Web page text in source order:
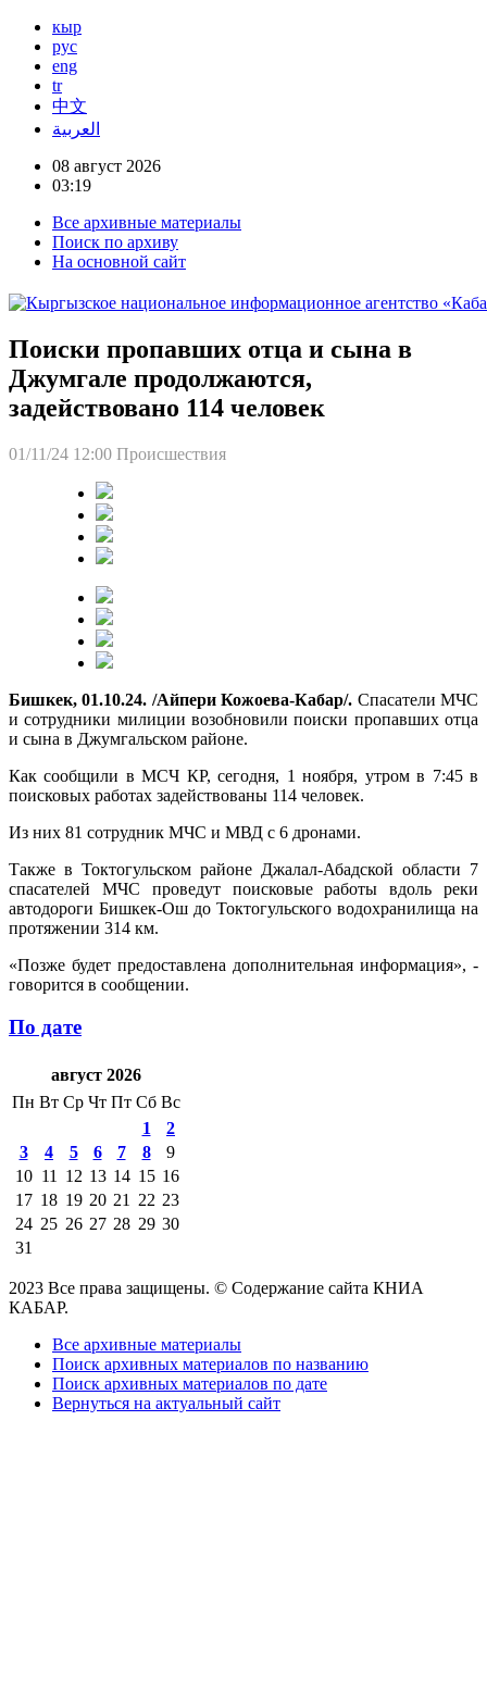
кыр
рус
eng
tr
中文
العربية
08 август 2026
03:19
Все архивные материалы
Поиск по архиву
На основной сайт
Поиски пропавших отца и сына в
Джумгале продолжаются,
задействовано 114 человек
01/11/24 12:00 Происшествия
Бишкек, 01.10.24. /Айпери Кожоева-Кабар/. Спасатели МЧС
и сотрудники милиции возобновили поиски пропавших отца
и сына в Джумгальском районе.
Как сообщили в МСЧ КР, сегодня, 1 ноября, утром в 7:45 в
поисковых работах задействованы 114 человек.
Из них 81 сотрудник МЧС и МВД с 6 дронами.
Также в Токтогульском районе Джалал-Абадской области 7
спасателей МЧС проведут поисковые работы вдоль реки
автодороги Бишкек-Ош до Токтогульского водохранилища на
протяжении 314 км.
«Позже будет предоставлена дополнительная информация», -
говорится в сообщении.
По дате
август 2026
Пн Вт Ср Чт Пт Сб Вс
1
2
3
4 5 6 7 8
9
10 11 12 13 14 15 16
17 18 19 20 21 22 23
24 25 26 27 28 29 30
31
2023 Все права защищены. © Содержание сайта КНИА
КАБАР.
Все архивные материалы
Поиск архивных материалов по названию
Поиск архивных материалов по дате
Вернуться на актуальный сайт